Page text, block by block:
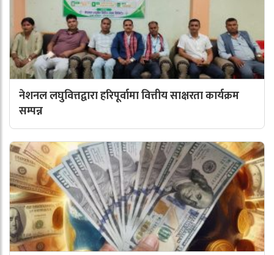
नेशनल लघुवित्तद्वारा हरिपूर्वामा वित्तीय साक्षरता कार्यक्रम
सम्पन्न